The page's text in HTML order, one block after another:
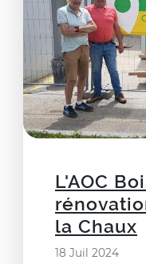
L'AOC
la Chaux
18 Juil 2024